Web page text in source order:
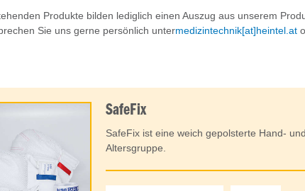
Produkte bilden lediglich einen Auszug aus unserem
Sie uns gerne persönlich untermedizintechnik[at]heintel.at
SafeFix
SafeFix ist eine weich gepolsterte Hand-
Altersgruppe.